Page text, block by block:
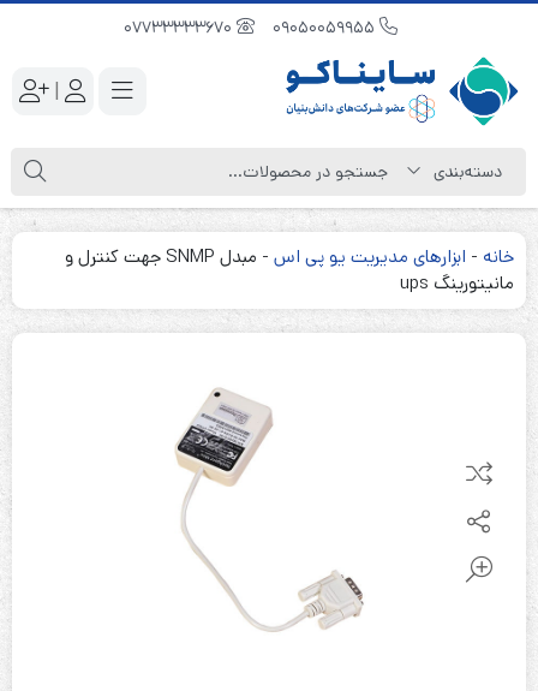
|
خانه - ابزارهای مدیریت یو پی اس -
مبدل SNMP جهت کنترل و
مانیتورینگ ups